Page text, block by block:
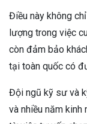
Điều này không
lượng trong việc
còn đảm bảo
tại toàn quốc có
Đội ngũ kỹ sư và
và nhiều năm kinh